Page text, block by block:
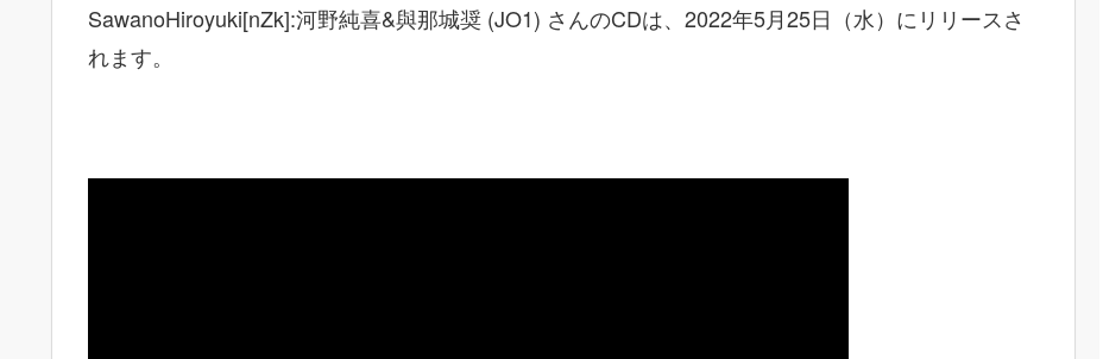
SawanoHiroyuki[nZk]:河野純喜&與那城奨 (JO1) さんのCDは、2022年5月25日（水）にリリースさ
れます。